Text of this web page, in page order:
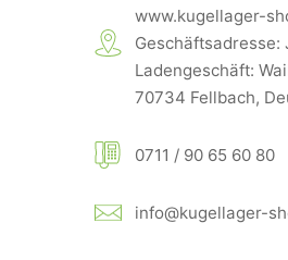
www.kugellager-
Geschäftsadresse:
Ladengeschäft:
70734 Fellbach,
0711 / 90 65 60 80
info@kugellager-